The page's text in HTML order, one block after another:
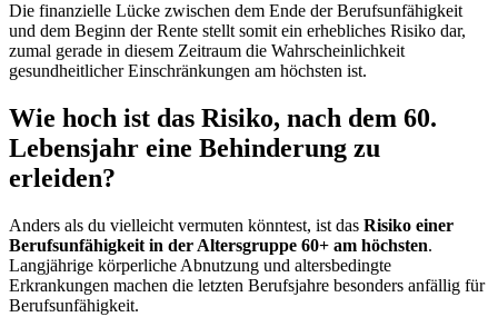
Die finanzielle Lücke zwischen dem Ende der Berufsunfähigkeit
und dem Beginn der Rente stellt somit ein erhebliches Risiko dar,
zumal gerade in diesem Zeitraum die Wahrscheinlichkeit
gesundheitlicher Einschränkungen am höchsten ist.
Wie hoch ist das Risiko, nach dem 60.
Lebensjahr eine Behinderung zu
erleiden?
Anders als du vielleicht vermuten könntest, ist das Risiko einer
Berufsunfähigkeit in der Altersgruppe 60+ am höchsten.
Langjährige körperliche Abnutzung und altersbedingte
Erkrankungen machen die letzten Berufsjahre besonders anfällig für
Berufsunfähigkeit.